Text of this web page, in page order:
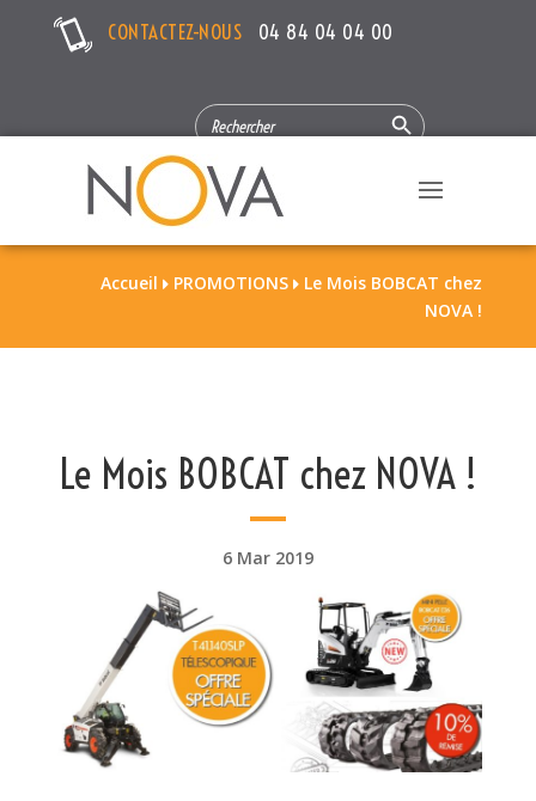
CONTACTEZ-NOUS 04 84 04 04 00
SEARCH
FOR:
Search Button
Accueil  PROMOTIONS  Le Mois BOBCAT chez
NOVA !
Le Mois BOBCAT chez NOVA !
6 Mar 2019